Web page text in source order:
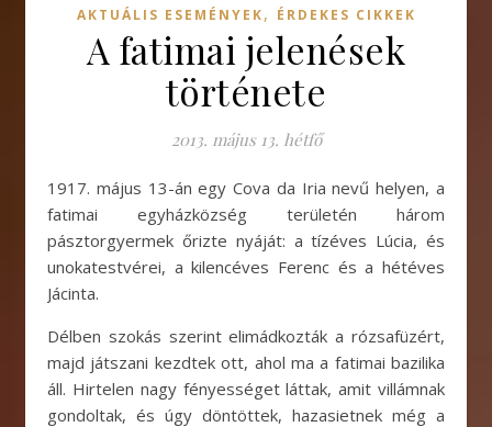
AKTUÁLIS ESEMÉNYEK, ÉRDEKES CIKKEK
A fatimai jelenések
története
2013. május 13. hétfő
1917. május 13-án egy Cova da Iria nevű helyen, a
fatimai egyházközség területén három
pásztorgyermek őrizte nyáját: a tízéves Lúcia, és
unokatestvérei, a kilencéves Ferenc és a hétéves
Jácinta.
Délben szokás szerint elimádkozták a rózsafüzért,
majd játszani kezdtek ott, ahol ma a fatimai bazilika
áll. Hirtelen nagy fényességet láttak, amit villámnak
gondoltak, és úgy döntöttek, hazasietnek még a